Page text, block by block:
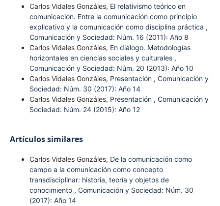
Carlos Vidales Gonzáles, El relativismo teórico en
comunicación. Entre la comunicación como principio
explicativo y la comunicación como disciplina práctica ,
Comunicación y Sociedad: Núm. 16 (2011): Año 8
Carlos Vidales Gonzáles, En diálogo. Metodologías
horizontales en ciencias sociales y culturales ,
Comunicación y Sociedad: Núm. 20 (2013): Año 10
Carlos Vidales Gonzáles, Presentación , Comunicación y
Sociedad: Núm. 30 (2017): Año 14
Carlos Vidales Gonzáles, Presentación , Comunicación y
Sociedad: Núm. 24 (2015): Año 12
Artículos similares
Carlos Vidales Gonzáles, De la comunicación como
campo a la comunicación como concepto
transdisciplinar: historia, teoría y objetos de
conocimiento , Comunicación y Sociedad: Núm. 30
(2017): Año 14